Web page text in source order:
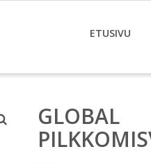
ETUSIVU
GLOBAL